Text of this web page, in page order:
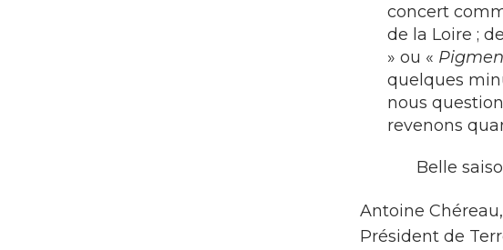
concert
de la Loire ;
» ou «
quelques
nous
revenons
Belle
Antoine Chéreau,
Président de